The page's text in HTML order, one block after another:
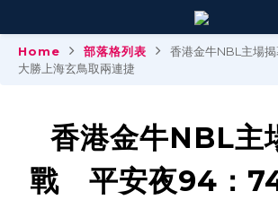
Home 部落格列表
香港金牛NBL主場
大勝上海玄鳥取兩連捷
香港金牛NBL主
戰 平安夜94：